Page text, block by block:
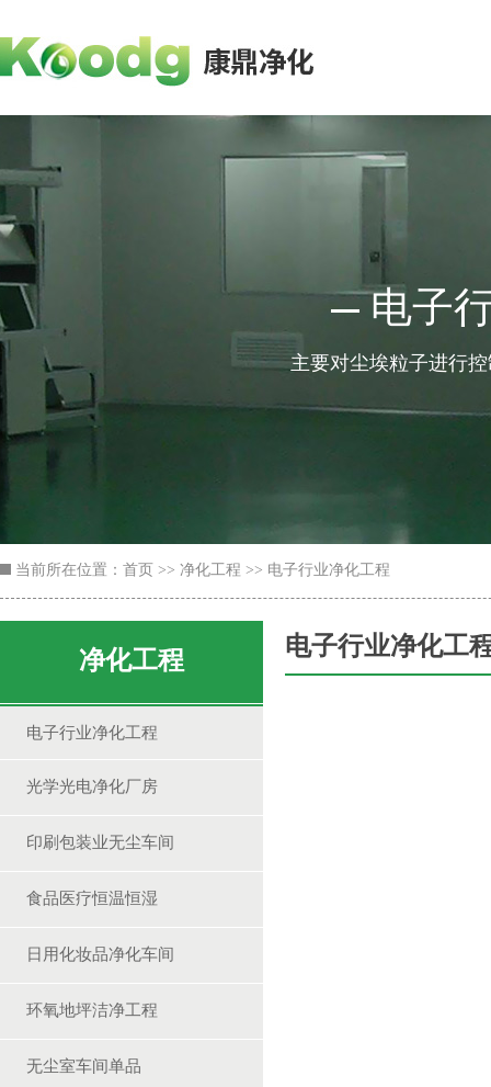
电子
主要对尘埃粒子进行
当前所在位置： 首页 >> 净化工程 >> 电子行业净化工程
净化工程
电子行业净化工程
光学光电净化厂房
印刷包装业无尘车间
食品医疗恒温恒湿
日用化妆品净化车间
环氧地坪洁净工程
无尘室车间单品
电子行业净化工